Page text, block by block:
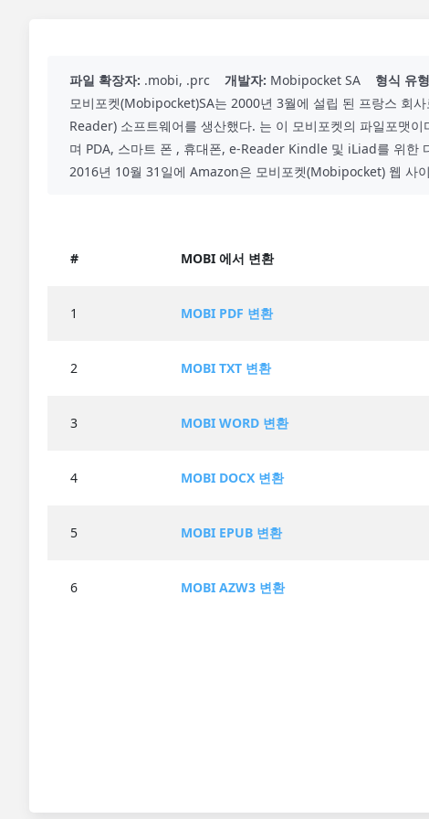
파일 확장자: .mobi, .prc 개발자: Mobipocket SA 형식 유
모비포켓(Mobipocket)SA는 2000년 3월에 설립 된 프랑스 회
Reader) 소프트웨어를 생산했다. 는 이 모비포켓의 파일포맷
며 PDA, 스마트 폰 , 휴대폰, e-Reader Kindle 및 iLiad를 위한
2016년 10월 31일에 Amazon은 모비포켓(Mobipocket) 웹 사
# MOBI 에서 변환
1 MOBI PDF 변환
2 MOBI TXT 변환
3 MOBI WORD 변환
4 MOBI DOCX 변환
5 MOBI EPUB 변환
6 MOBI AZW3 변환